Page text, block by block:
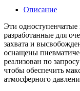
Описание
Эти
разработанные для
захвата и
оснащены
реализован по
чтобы обеспечить
атмосферного